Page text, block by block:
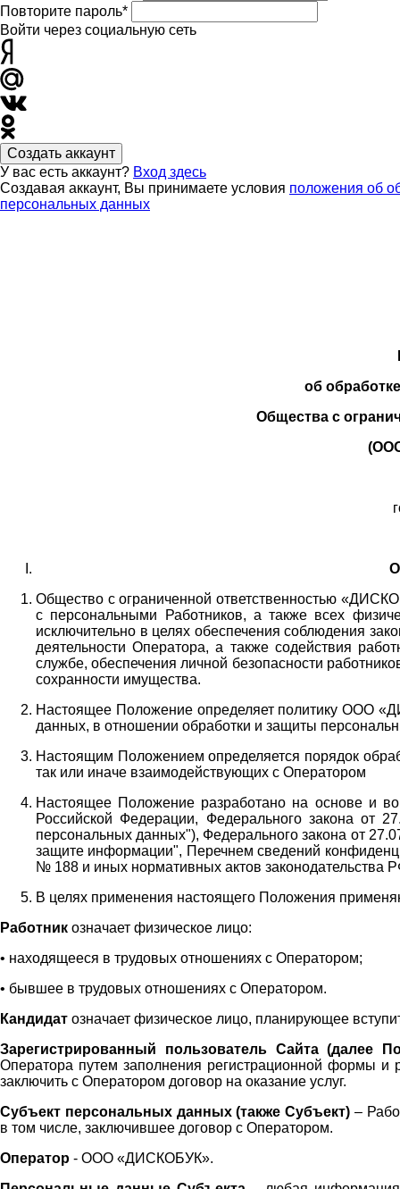
Повторите пароль*
Войти через социальную сеть
Создать аккаунт
У вас есть аккаунт? Вход здесь
Создавая аккаунт, Вы принимаете условия положения об
персональных данных
об
Общества с
Общество с ограниченной ответственностью
с персональными Работников, а также всех
исключительно в целях обеспечения соблюдения
деятельности Оператора,а также содействия
службе, обеспечения личной безопасности
сохранности имущества.
Настоящее Положение определяет политику ООО
данных, в отношении обработки и защиты
Настоящим Положением определяется порядок
так или иначе взаимодействующих с Оператором
Настоящее Положение разработано на основе и во
Российской Федерации, Федерального закона
персональных данных"), Федерального закона от
защите информации", Перечнем сведений
№ 188 и иных нормативных актов законодательства
В целях применения настоящего Положения
Работник означает физическое лицо:
• находящееся в трудовых отношениях с Оператором;
• бывшее в трудовых отношениях с Оператором.
Кандидат означает физическое лицо, планирующее
Зарегистрированный пользователь Сайта (далее
Оператора путем заполнения регистрационной формы и
заключить с Оператором договор на оказание услуг.
Субъект персональных данных (также Субъект) –
в том числе, заключившее договор с Оператором.
Оператор - ООО «ДИСКОБУК».